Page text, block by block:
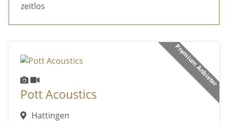
zeitlos
Premium Anbieter
Pott Acoustics
Hattingen